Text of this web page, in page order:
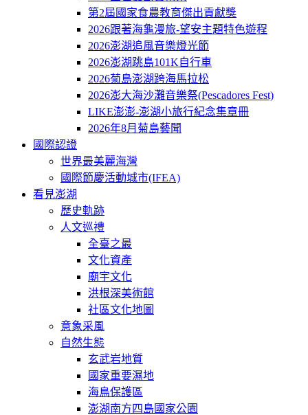
第2屆國家食農教育傑出貢獻獎
2026跟著海龜漫旅-望安主題特色遊程
2026澎湖追風音樂燈光節
2026澎湖跳島101K自行車
2026菊島澎湖跨海馬拉松
2026澎大海沙灘音樂祭(Pescadores Fest)
LIKE澎澎-澎湖小旅行紀念集章冊
2026年8月菊島藝聞
國際認證
世界最美麗海灣
國際節慶活動城市(IFEA)
看見澎湖
歷史軌跡
人文巡禮
全臺之最
文化資產
廟宇文化
洪根深美術館
社區文化地圖
意象采風
自然生態
玄武岩地質
國家重要濕地
海鳥保護區
澎湖南方四島國家公園